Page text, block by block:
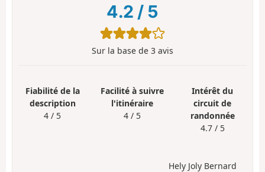
4.2 / 5
Sur la base de 3 avis
Fiabilité de la
description
4 / 5
Facilité à suivre
l'itinéraire
4 / 5
Intérêt du
circuit de
randonnée
4.7 / 5
Hely Joly Bernard